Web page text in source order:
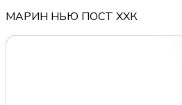
МАРИН НЬЮ ПОСТ ХХК